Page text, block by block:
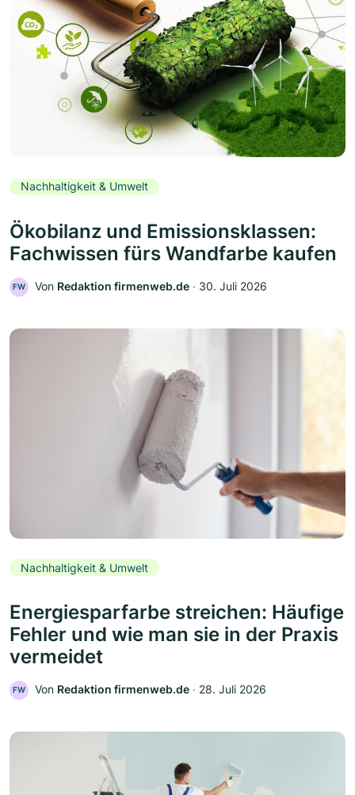
Nachhaltigkeit & Umwelt
Ökobilanz und Emissionsklassen:
Fachwissen fürs Wandfarbe kaufen
FW Von Redaktion firmenweb.de ‧ 30. Juli 2026
Nachhaltigkeit & Umwelt
Energiesparfarbe streichen: Häufige
Fehler und wie man sie in der Praxis
vermeidet
FW Von Redaktion firmenweb.de ‧ 28. Juli 2026